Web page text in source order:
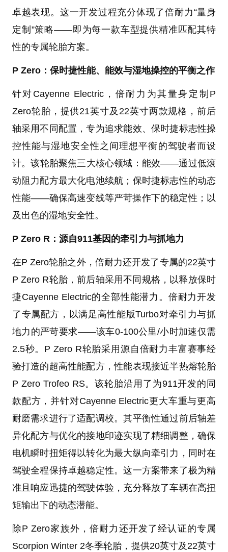
卓越表现。这一开发过程充分体现了倍耐力“量身
定制”策略——即为每一款车型提供精准匹配其特
性的专属轮胎方案。
P Zero：保时捷性能、能效与湿地操控的平衡之作
针对Cayenne Electric，倍耐力为其量身定制P
Zero轮胎，提供21英寸及22英寸两款规格，前后
轴采用不同配置，专为追求能效、保时捷标志性操
控性能与湿地安全性之间理想平衡的驾驶者而设
计。该轮胎聚焦三大核心领域：能效——通过低滚
动阻力配方最大化电池续航；保时捷标志性的动态
性能——确保高速变线等严苛操作下的稳定性；以
及出色的湿地安全性。
P Zero R：源自911基因的牵引力与抓地力
在P Zero轮胎之外，倍耐力还开发了专属的22英寸
P Zero R轮胎，前后轴采用不同规格，以释放保时
捷Cayenne Electric的全部性能潜力。倍耐力开发
了专属配方，以满足高性能版Turbo对牵引力与抓
地力的严苛要求——该车0-100公里/小时加速仅需
2.5秒。P Zero R轮胎采用源自倍耐力丰富赛事经
验打造的超高性能配方，性能表现接近半热熔轮胎
P Zero Trofeo RS。该轮胎沿用了为911开发的同
款配方，并针对Cayenne Electric更大车重与更高
耐磨需求进行了适配调校。其平衡性通过前后轴差
异化配方与优化的接地印迹实现了精细调整，确保
电机瞬时扭矩得以转化为最大纵向牵引力，同时在
驾驶全程保持卓越稳定性。这一方案带来了极为精
准且响应迅捷的驾驶体验，充分释放了车辆在高扭
矩输出下的动态潜能。
除P Zero家族外，倍耐力还开发了经认证的专属
Scorpion Winter 2冬季轮胎，提供20英寸及22英寸